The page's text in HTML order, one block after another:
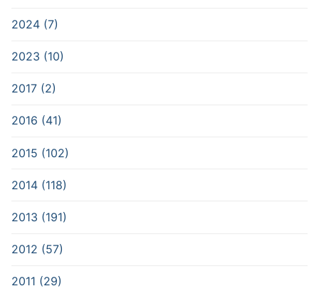
2024 (7)
2023 (10)
2017 (2)
2016 (41)
2015 (102)
2014 (118)
2013 (191)
2012 (57)
2011 (29)